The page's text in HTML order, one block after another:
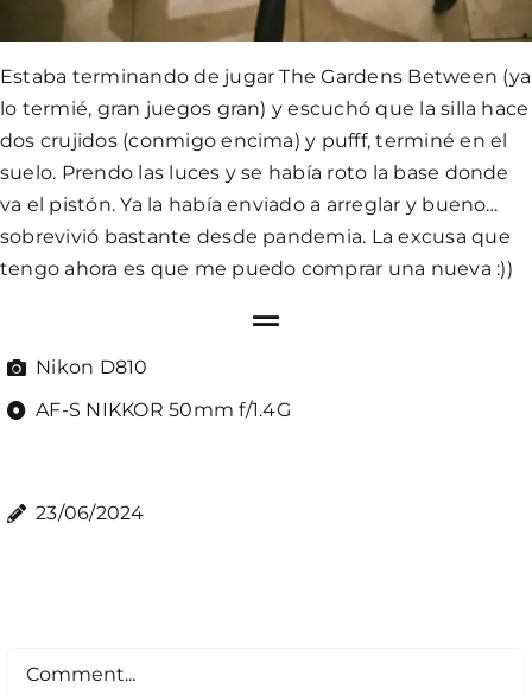
Estaba terminando de jugar The Gardens Between (ya
lo termié, gran juegos gran) y escuchó que la silla hace
dos crujidos (conmigo encima) y pufff, terminé en el
suelo. Prendo las luces y se había roto la base donde
va el pistón. Ya la había enviado a arreglar y bueno…
sobrevivió bastante desde pandemia. La excusa que
tengo ahora es que me puedo comprar una nueva :))
Nikon D810
AF-S NIKKOR 50mm f/1.4G
23/06/2024
Comment